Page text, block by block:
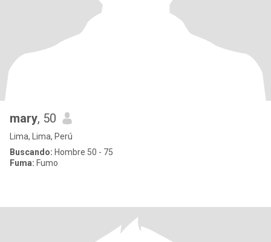
mary, 50
Lima, Lima, Perú
Buscando: Hombre 50 - 75
Fuma: Fumo